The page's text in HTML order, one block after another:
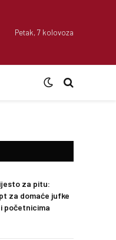
Petak, 7 kolovoza
za pitu:
za domaće jufke
početnicima